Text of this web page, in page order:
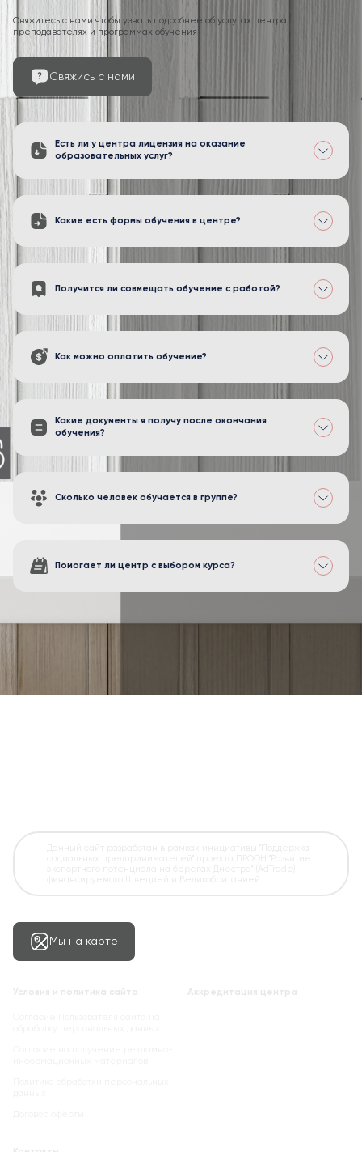
Свяжитесь с нами чтобы узнать подробнее об услугах центра,
преподавателях и программах обучения
Свяжись с нами
Есть ли у центра лицензия на оказание
образовательных услуг?
Какие есть формы обучения в центре?
Получится ли совмещать обучение с работой?
Как можно оплатить обучение?
Какие документы я получу после окончания
обучения?
Сколько человек обучается в группе?
Помогает ли центр с выбором курса?
Мы на карте